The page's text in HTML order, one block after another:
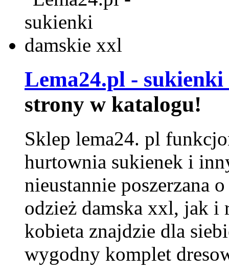
Lema24.pl -
strony w katalogu!
Sklep lema24. pl
hurtownia sukienek i
nieustannie poszerzana
odzież damska xxl, jak i
kobieta znajdzie dla
wygodny komplet